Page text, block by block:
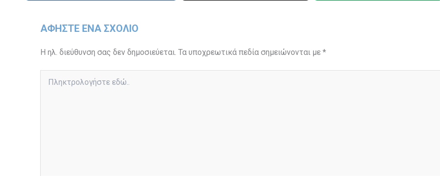
ΑΦΉΣΤΕ ΈΝΑ ΣΧΌΛΙΟ
Η ηλ. διεύθυνση σας δεν δημοσιεύεται. Τα υποχρεωτικά πεδία σημειώνονται με *
εδώ..